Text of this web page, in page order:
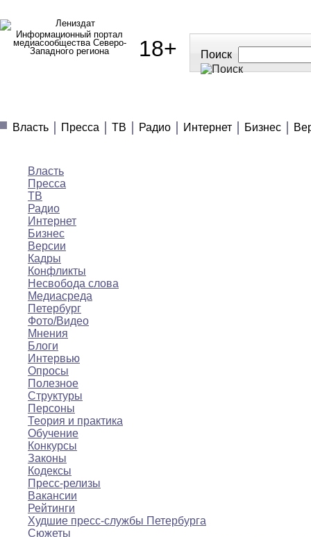
Информационный портал
медиасообщества Северо-
Западного региона
18+ Поиск
Власть
Пресса ТВ Радио Интернет Бизнес
Власть
Пресса
ТВ
Радио
Интернет
Бизнес
Версии
Кадры
Конфликты
Несвобода слова
Медиасреда
Петербург
Фото/Видео
Мнения
Блоги
Интервью
Опросы
Полезное
Структуры
Персоны
Теория и практика
Обучение
Конкурсы
Законы
Кодексы
Пресс-релизы
Вакансии
Рейтинги
Худшие пресс-службы Петербурга
Сюжеты